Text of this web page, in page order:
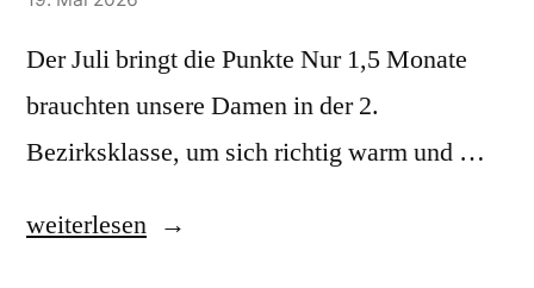
Gute
zum
80ste
Der Juli bringt die Punkte Nur 1,5 Monate
brauchten unsere Damen in der 2.
Bezirksklasse, um sich richtig warm und …
„Medenrunde
weiterlesen